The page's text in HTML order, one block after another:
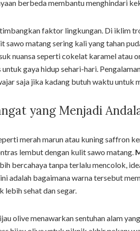
berbeda membantu menghindari
faktor lingkungan. Di iklim
sawo matang sering kali yang tahan
nuansa seperti cokelat karamel atau
gaya hidup sehari-hari.
saja jika kadang butuh waktu untuk
yang Menjadi
merah marun atau kuning saffron
lembut dengan kulit sawo matang.
bercahaya tanpa terlalu mencolok,
adalah bagaimana warna tersebut
lebih sehat dan segar.
olive menawarkan sentuhan alam